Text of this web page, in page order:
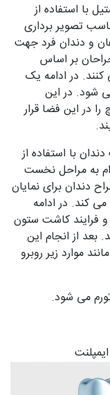
با استفاده از
تصویر برداری
و دندان فرد جهت
بر اساس
در ادامه یک
شود. در این
در این فضا قرار
با استفاده از
به مراحل نخست
دندان برای نمایان
کند. در ادامه
فرایند کاشت ستون
بعد از انجام این
موارد زیر روبرو
می شود.